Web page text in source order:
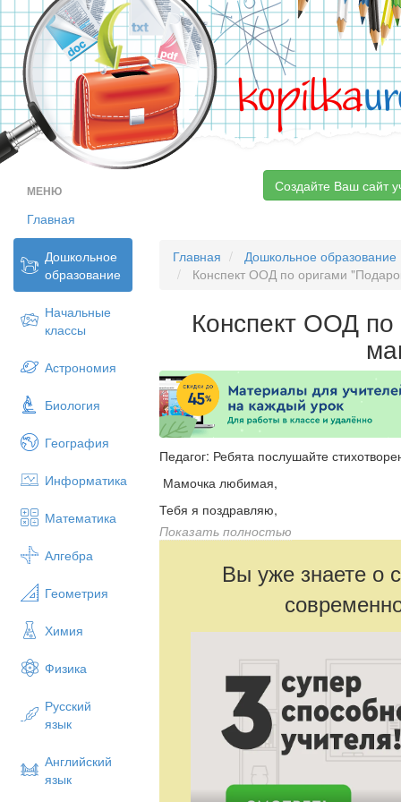
kopilka
МЕНЮ
Главная
Дошкольное
образование
Начальные
классы
Астрономия
Биология
География
Информатика
Математика
Алгебра
Геометрия
Химия
Физика
Русский
язык
Английский
язык
Создайте Ваш сайт
Главная
Дошкольное образование
Конспект ООД по оригами
Конспект ООД
Педагог: Ребята послушайте
Мамочка любимая,
Тебя я поздравляю,
Здоровья я желаю,
Целую — обнимаю.
Чтоб всего побольше,
Мартовский денечек,
Пусть тепло подарит,
Жизнь твоя пусть лучше,
И счастливей станет!
Показать полностью
Вы уже знаете о